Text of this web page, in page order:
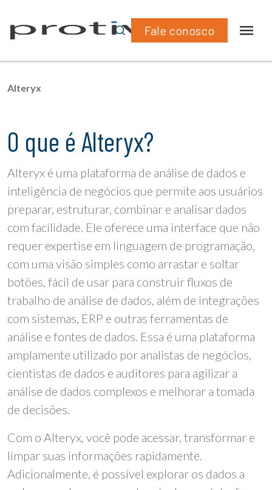
Fale conosco
Alteryx
O que é Alteryx?
Alteryx é uma plataforma de análise de dados e
inteligência de negócios que permite aos usuários
preparar, estruturar, combinar e analisar dados
com facilidade. Ele oferece uma interface que não
requer expertise em linguagem de programação,
com uma visão simples como arrastar e soltar
botões, fácil de usar para construir fluxos de
trabalho de análise de dados, além de integrações
com sistemas, ERP e outras ferramentas de
análise e fontes de dados. Essa é uma plataforma
amplamente utilizado por analistas de negócios,
cientistas de dados e auditores para agilizar a
análise de dados complexos e melhorar a tomada
de decisões.
Com o Alteryx, você pode acessar, transformar e
limpar suas informações rapidamente.
Adicionalmente, é possível explorar os dados a